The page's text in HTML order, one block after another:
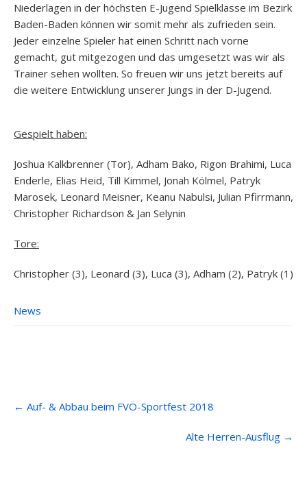
Niederlagen in der höchsten E-Jugend Spielklasse im Bezirk
Baden-Baden können wir somit mehr als zufrieden sein.
Jeder einzelne Spieler hat einen Schritt nach vorne
gemacht, gut mitgezogen und das umgesetzt was wir als
Trainer sehen wollten. So freuen wir uns jetzt bereits auf
die weitere Entwicklung unserer Jungs in der D-Jugend.
Gespielt haben:
Joshua Kalkbrenner (Tor), Adham Bako, Rigon Brahimi, Luca
Enderle, Elias Heid, Till Kimmel, Jonah Kölmel, Patryk
Marosek, Leonard Meisner, Keanu Nabulsi, Julian Pfirrmann,
Christopher Richardson & Jan Selynin
Tore:
Christopher (3), Leonard (3), Luca (3), Adham (2), Patryk (1)
News
navigation
← Auf- & Abbau beim FVÖ-Sportfest 2018
Alte Herren-Ausflug →